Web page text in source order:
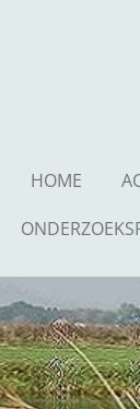
HOME